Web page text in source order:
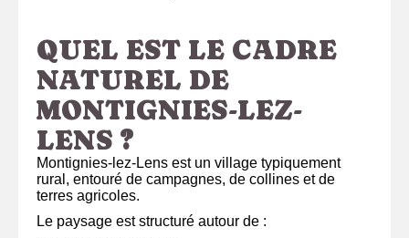
QUEL EST LE CADRE
NATUREL DE
MONTIGNIES-LEZ-
LENS ?
Montignies-lez-Lens est un village typiquement
rural, entouré de campagnes, de collines et de
terres agricoles.
Le paysage est structuré autour de :